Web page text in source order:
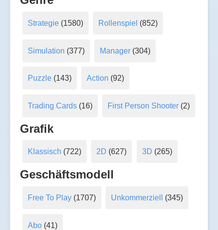
Strategie(1580) Rollenspiel (852)
Simulation (377) Manager (304)
Puzzle(143) Action (92)
Trading Cards(16) First Person Shooter (2)
Grafik
Klassisch (722) 2D (627) 3D (265)
Geschäftsmodell
Free To Play(1707) Unkommerziell (345)
Abo(41)